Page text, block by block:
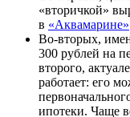
«вторичкой»
в «Аквамарине»
Во-вторых,
300 рублей на
второго,
работает: его
ипотеки. Чаще